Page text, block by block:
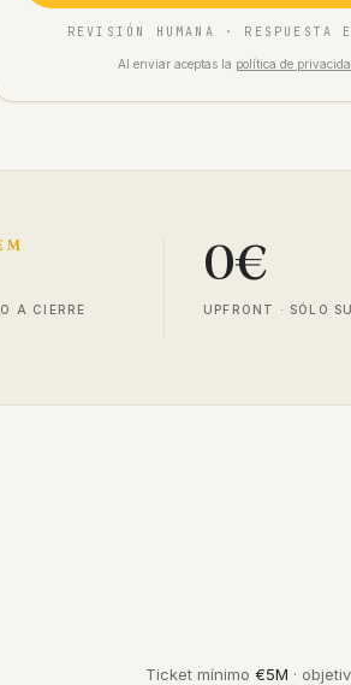
REVISIÓN HUMANA · RESPUESTA
Al enviar aceptas la política de
A CIERRE
0€
UPFRONT · SÓLO
Ticket mínimo €5M ·